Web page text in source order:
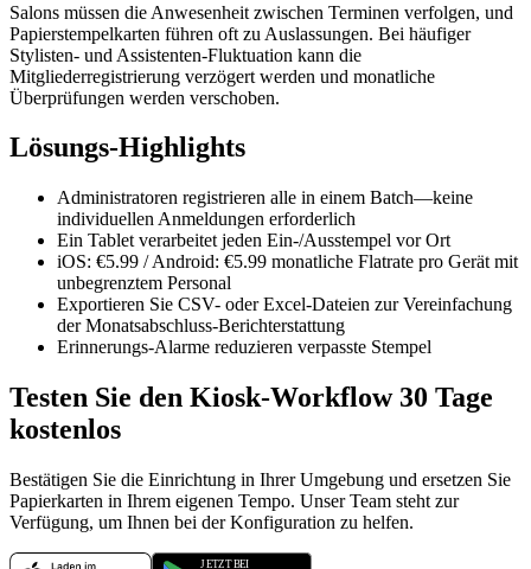
Salons müssen die Anwesenheit zwischen Terminen verfolgen, und
Papierstempelkarten führen oft zu Auslassungen. Bei häufiger
Stylisten- und Assistenten-Fluktuation kann die
Mitgliederregistrierung verzögert werden und monatliche
Überprüfungen werden verschoben.
Lösungs-Highlights
Administratoren registrieren alle in einem Batch—keine
individuellen Anmeldungen erforderlich
Ein Tablet verarbeitet jeden Ein-/Ausstempel vor Ort
iOS: €5.99 / Android: €5.99 monatliche Flatrate pro Gerät mit
unbegrenztem Personal
Exportieren Sie CSV- oder Excel-Dateien zur Vereinfachung
der Monatsabschluss-Berichterstattung
Erinnerungs-Alarme reduzieren verpasste Stempel
Testen Sie den Kiosk-Workflow 30 Tage
kostenlos
Bestätigen Sie die Einrichtung in Ihrer Umgebung und ersetzen Sie
Papierkarten in Ihrem eigenen Tempo. Unser Team steht zur
Verfügung, um Ihnen bei der Konfiguration zu helfen.